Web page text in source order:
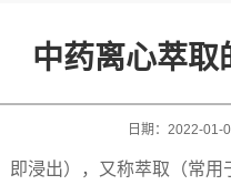
中药离心萃取
2022-01-
日期：
浸出），又称萃取（常